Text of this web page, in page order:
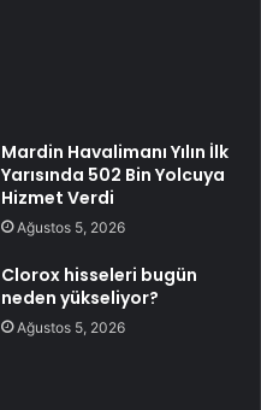
Mardin Havalimanı Yılın İlk
Yarısında 502 Bin Yolcuya
Hizmet Verdi
Ağustos 5, 2026
Clorox hisseleri bugün
neden yükseliyor?
Ağustos 5, 2026